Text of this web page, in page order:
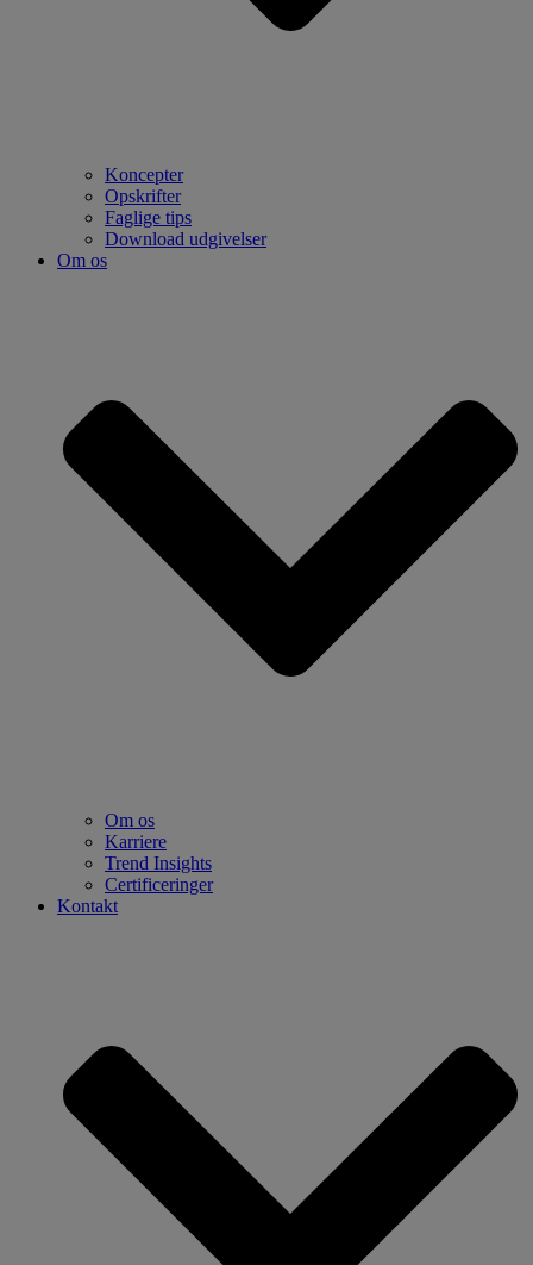
Koncepter
Opskrifter
Faglige tips
Download udgivelser
Om os
Om os
Karriere
Trend Insights
Certificeringer
Kontakt